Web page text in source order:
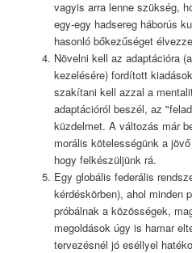
vagyis arra lenne szükség,
egy-egy hadsereg háborús
hasonló bőkezűséget
Növelni kell az adaptációra
kezelésére) fordított
szakítani kell azzal a
adaptációról beszél, az
küzdelmet. A változás már
morális kötelességünk a
hogy felkészüljünk rá.
Egy globális federális
kérdéskörben), ahol minden
próbálnak a közösségek,
megoldások úgy is hamar
tervezésnél jó eséllyel